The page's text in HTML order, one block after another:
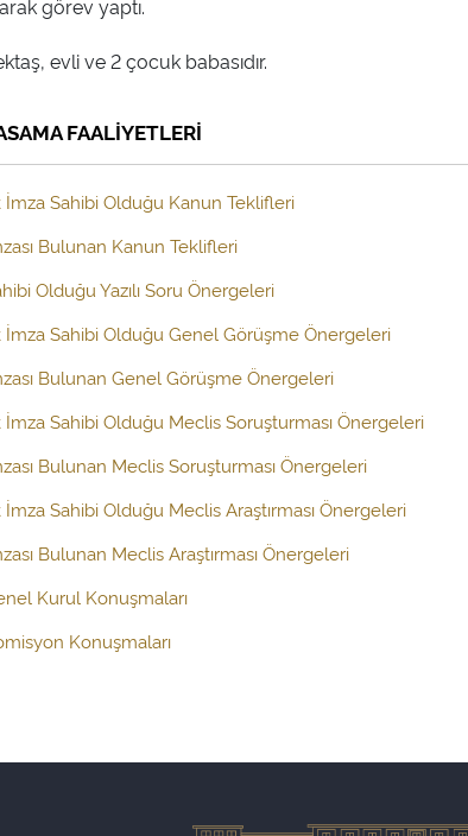
görev yaptı.
FAALİYETLERİ
İmza Sahibi Olduğu Kanun Teklifleri
Bulunan Kanun Teklifleri
Olduğu Yazılı Soru Önergeleri
İmza Sahibi Olduğu Genel Görüşme Önergeleri
Bulunan Genel Görüşme Önergeleri
İmza Sahibi Olduğu Meclis Soruşturması Önergeleri
Bulunan Meclis Soruşturması Önergeleri
İmza Sahibi Olduğu Meclis Araştırması Önergeleri
Bulunan Meclis Araştırması Önergeleri
Kurul Konuşmaları
Konuşmaları